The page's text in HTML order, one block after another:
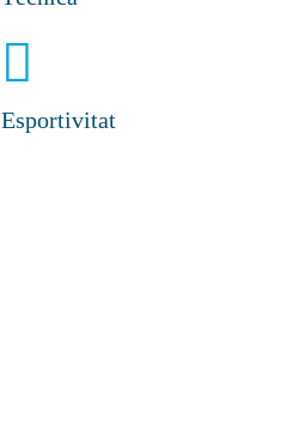
Esportivitat